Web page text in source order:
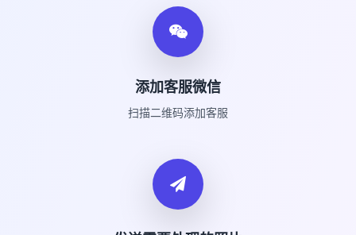
添加客服微信
扫描二维码添加客服